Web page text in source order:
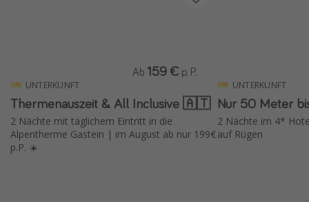
UNTERKUNFT
Thermenauszeit & All Inclusive 🇦🇹
2 Nächte mit täglichem Eintritt in die
Alpentherme Gastein | im August ab nur 199€
p.P. ☀️
Ab 159 € p. P.
UNTERKUNFT
Nur 50 Meter
2 Nächte im 4*
auf Rügen